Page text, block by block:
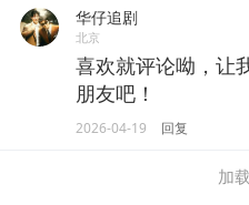
华仔追剧
北京
喜欢就评论呦，让
朋友吧！
2026-04-19 回复
加